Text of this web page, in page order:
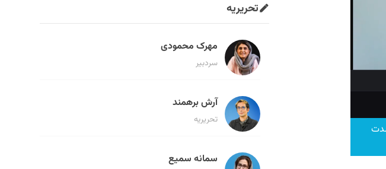
تحریریه
مهرک محمودی
سردبیر
آرش برهمند
تحریریه
سمانه سمیع